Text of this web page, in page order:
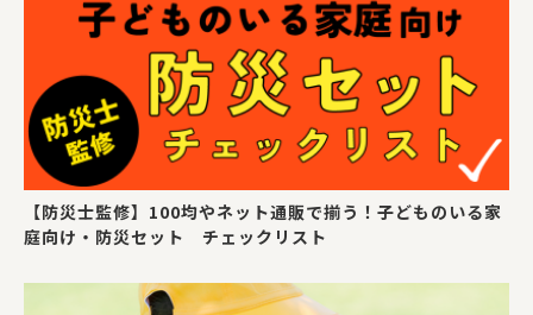
【防災士監修】100均やネット通販で揃う！子どものいる家
庭向け・防災セット チェックリスト